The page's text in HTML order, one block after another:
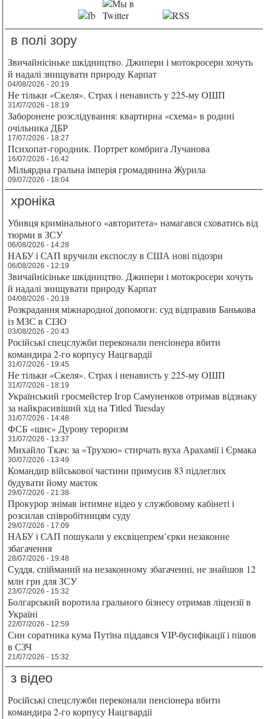
в полі зору
Звичайнісіньке шкідництво. Джипери і мотокросери хочуть
й надалі знищувати природу Карпат
04/08/2026 - 20:19
Не тільки «Скеля». Страх і ненависть у 225-му ОШП
31/07/2026 - 18:19
Заборонене розслідування: квартирна «схема» в родині
очільника ДБР
17/07/2026 - 18:27
Психопат-городник. Портрет комбрига Лучанова
16/07/2026 - 16:42
Мільярдна гральна імперія громадянина Журила
09/07/2026 - 18:04
хроніка
Убивця кримінального «авторитета» намагався сховатись від
тюрми в ЗСУ
06/08/2026 - 14:28
НАБУ і САП вручили експослу в США нові підозри
06/08/2026 - 12:19
Звичайнісіньке шкідництво. Джипери і мотокросери хочуть
й надалі знищувати природу Карпат
04/08/2026 - 20:19
Розкрадання міжнародної допомоги: суд відправив Банькова
із МЗС в СІЗО
03/08/2026 - 20:43
Російські спецслужби переконали пенсіонера вбити
командира 2-го корпусу Нацгвардії
31/07/2026 - 19:45
Не тільки «Скеля». Страх і ненависть у 225-му ОШП
31/07/2026 - 18:19
Український гросмейстер Ігор Самуненков отримав відзнаку
за найкрасивіший хід на Titled Tuesday
31/07/2026 - 14:48
ФСБ «шиє» Дурову тероризм
31/07/2026 - 13:37
Михайло Ткач: за «Трухою» стирчать вуха Арахамії і Єрмака
30/07/2026 - 13:49
Командир військової частини примусив 83 підлеглих
будувати йому маєток
29/07/2026 - 21:38
Прокурор знімав інтимне відео у службовому кабінеті і
розсилав співробітницям суду
29/07/2026 - 17:09
НАБУ і САП пошукали у ексвіцепрем’єрки незаконне
збагачення
28/07/2026 - 19:48
Суддя, спійманий на незаконному збагаченні, не знайшов 12
млн грн для ЗСУ
23/07/2026 - 15:32
Болгарський воротила грального бізнесу отримав ліцензії в
Україні
22/07/2026 - 12:59
Син соратника кума Путіна піддався VIP-бусифікації і пішов
в СЗЧ
21/07/2026 - 15:32
з відео
Російські спецслужби переконали пенсіонера вбити
командира 2-го корпусу Нацгвардії